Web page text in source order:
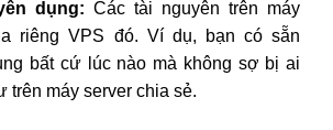
dụng: Các tài nguyên trên máy
riêng VPS đó. Ví dụ, bạn có sẵn
bất cứ lúc nào mà không sợ bị ai
trên máy server chia sẻ.